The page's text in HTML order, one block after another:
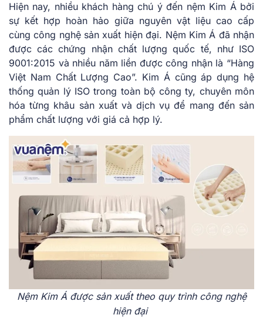
Hiện nay, nhiều khách hàng chú ý đến nệm Kim Á bởi
sự kết hợp hoàn hảo giữa nguyên vật liệu cao cấp
cùng công nghệ sản xuất hiện đại. Nệm Kim Á đã nhận
được các chứng nhận chất lượng quốc tế, như ISO
9001:2015 và nhiều năm liền được công nhận là “Hàng
Việt Nam Chất Lượng Cao”. Kim Á cũng áp dụng hệ
thống quản lý ISO trong toàn bộ công ty, chuyên môn
hóa từng khâu sản xuất và dịch vụ để mang đến sản
phẩm chất lượng với giá cả hợp lý.
Nệm Kim Á được sản xuất theo quy trình công nghệ
hiện đại